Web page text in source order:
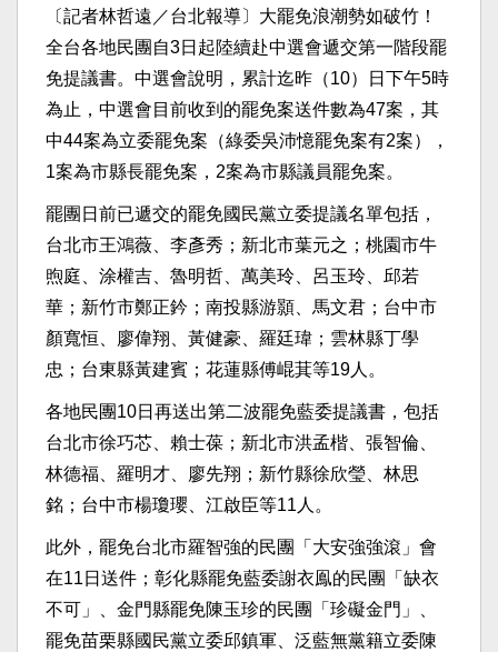
〔記者林哲遠／台北報導〕大罷免浪潮勢如破竹！
全台各地民團自3日起陸續赴中選會遞交第一階段罷
免提議書。中選會說明，累計迄昨（10）日下午5時
為止，中選會目前收到的罷免案送件數為47案，其
中44案為立委罷免案（綠委吳沛憶罷免案有2案），
1案為市縣長罷免案，2案為市縣議員罷免案。
罷團日前已遞交的罷免國民黨立委提議名單包括，
台北市王鴻薇、李彥秀；新北市葉元之；桃園市牛
煦庭、涂權吉、魯明哲、萬美玲、呂玉玲、邱若
華；新竹市鄭正鈐；南投縣游顥、馬文君；台中市
顏寬恒、廖偉翔、黃健豪、羅廷瑋；雲林縣丁學
忠；台東縣黃建賓；花蓮縣傅崐萁等19人。
各地民團10日再送出第二波罷免藍委提議書，包括
台北市徐巧芯、賴士葆；新北市洪孟楷、張智倫、
林德福、羅明才、廖先翔；新竹縣徐欣瑩、林思
銘；台中市楊瓊瓔、江啟臣等11人。
此外，罷免台北市羅智強的民團「大安強強滾」會
在11日送件；彰化縣罷免藍委謝衣鳯的民團「缺衣
不可」、金門縣罷免陳玉珍的民團「珍礙金門」、
罷免苗栗縣國民黨立委邱鎮軍、泛藍無黨籍立委陳